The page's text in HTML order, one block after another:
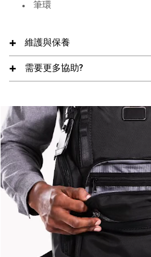
筆環
維護與保養
需要更多協助?